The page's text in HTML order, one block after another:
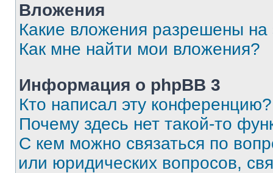
Вложения
Какие вложения разрешены
Как мне найти мои вложения?
Информация о phpBB 3
Кто написал эту конференцию?
Почему здесь нет такой-то
С кем можно связаться по
или юридических вопросов,